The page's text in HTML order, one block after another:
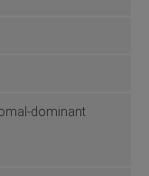
dominant